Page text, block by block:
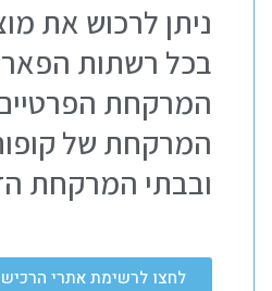
ניתן לרכוש את
בכל רשתות
המרקחת
המרקחת של
ובבתי המרקחת
לחצו לרשימת אתרי